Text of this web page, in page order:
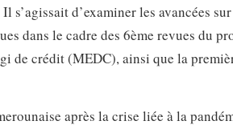
d’examiner les avancées
dans le cadre des 6ème revues du
de crédit (MEDC), ainsi que la
après la crise liée à la